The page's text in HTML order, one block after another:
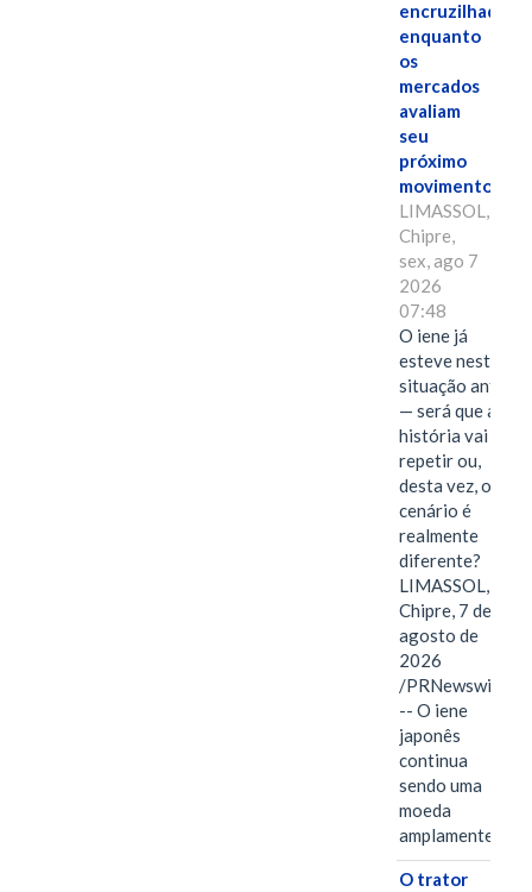
encruzilhada
enquanto
os
mercados
avaliam
seu
próximo
movimento.
LIMASSOL,
Chipre,
sex, ago 7
2026
07:48
O iene já
esteve nesta
situação antes
— será que a
história vai se
repetir ou,
desta vez, o
cenário é
realmente
diferente?
LIMASSOL,
Chipre, 7 de
agosto de
2026
/PRNewswire/
-- O iene
japonês
continua
sendo uma
moeda
amplamente…
O trator